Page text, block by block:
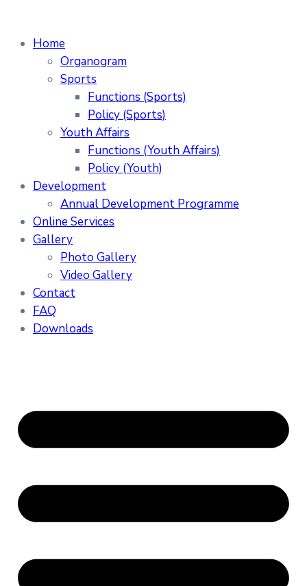
Home
Organogram
Sports
Functions (Sports)
Policy (Sports)
Youth Affairs
Functions (Youth Affairs)
Policy (Youth)
Development
Annual Development Programme
Online Services
Gallery
Photo Gallery
Video Gallery
Contact
FAQ
Downloads